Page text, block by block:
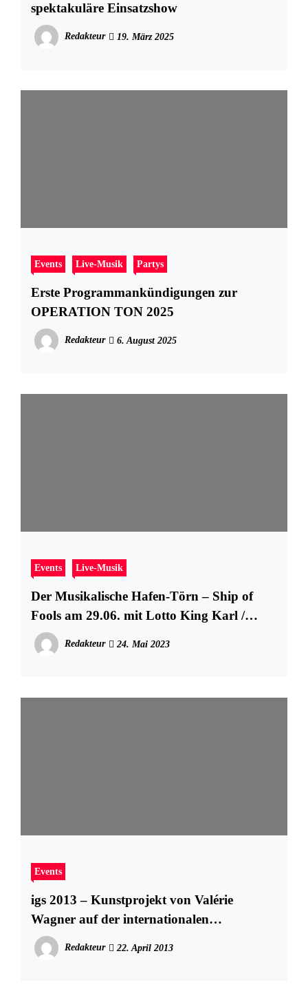
spektakuläre Einsatzshow
Redakteur 19. März 2025
Events Live-Musik Partys
Erste Programmankündigungen zur
OPERATION TON 2025
Redakteur 6. August 2025
Events Live-Musik
Der Musikalische Hafen-Törn – Ship of
Fools am 29.06. mit Lotto King Karl /
30.06. Fools Garden
Redakteur 24. Mai 2023
Events
igs 2013 – Kunstprojekt von Valérie
Wagner auf der internationalen
gartenschau hamburg
Redakteur 22. April 2013